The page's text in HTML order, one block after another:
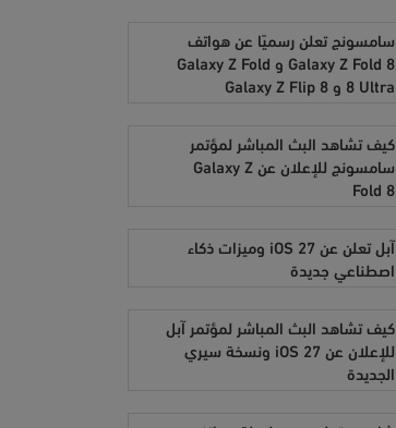
سامسونج تعلن رسميًا عن هواتف
Galaxy Z Fold 8 و Galaxy Z Fold
8 Ultra و Galaxy Z Flip 8
كيف تشاهد البث المباشر لمؤتمر
سامسونج للإعلان عن Galaxy Z
Fold 8
آبل تعلن عن iOS 27 وميزات ذكاء
اصطناعي جديدة
كيف تشاهد البث المباشر لمؤتمر آبل
للإعلان عن iOS 27 ونسخة سيري
الجديدة